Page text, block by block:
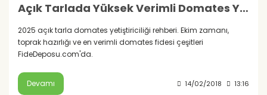
Açık Tarlada Yüksek Verimli Domates Yetiştiriciliği: Adım Adım Rehber (2025)
2025 açık tarla domates yetiştiriciliği rehberi. Ekim zamanı,
toprak hazırlığı ve en verimli domates fidesi çeşitleri
FideDeposu.com'da.
Devamı 14/02/2018 13:16